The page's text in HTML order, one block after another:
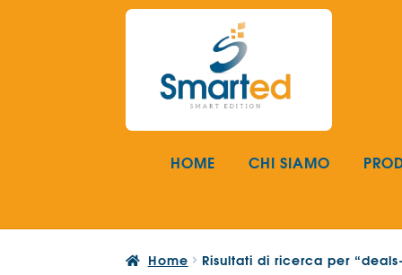
Vai
navigazione
Vai
HOME CHI SIAMO
Home Risultati di ricerca per